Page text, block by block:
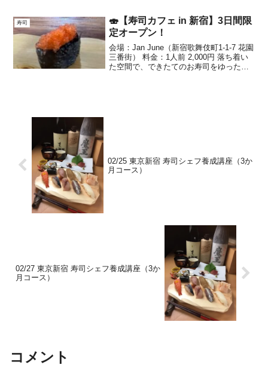
ログラムを提供しています。週3回のレッ
スンを通じて、自宅で繰り...
寿司
🍣【寿司カフェ in 新宿】3日間限
定オープン！
会場：Jan June（新宿歌舞伎町1-1-7 花園
三番街） 料金：1人前 2,000円 落ち着い
た空間で、できたてのお寿司をゆったり
02/25 東京新宿 寿司シェフ養成講座（3か
月コース）
02/27 東京新宿 寿司シェフ養成講座（3か
月コース）
コメント